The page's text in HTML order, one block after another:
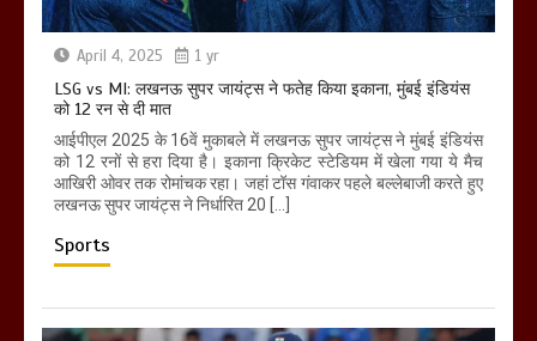
April 4, 2025 1 yr
LSG vs MI: लखनऊ सुपर जायंट्स ने फतेह किया इकाना, मुंबई इंडियंस
को 12 रन से दी मात
आईपीएल 2025 के 16वें मुकाबले में लखनऊ सुपर जायंट्स ने मुंबई इंडियंस
को 12 रनों से हरा दिया है। इकाना क्रिकेट स्टेडियम में खेला गया ये मैच
आखिरी ओवर तक रोमांचक रहा। जहां टॉस गंवाकर पहले बल्लेबाजी करते हुए
लखनऊ सुपर जायंट्स ने निर्धारित 20 […]
Sports